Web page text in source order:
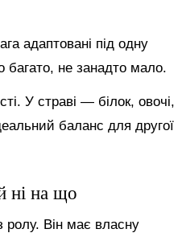
адаптовані під одну
не занадто мало.
У страві — білок, овочі,
баланс для другої
ні на що
Він має власну